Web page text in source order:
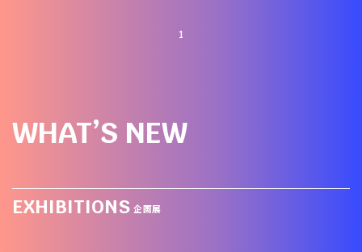
WHAT’S NEW
EXHIBITIONS 企画展